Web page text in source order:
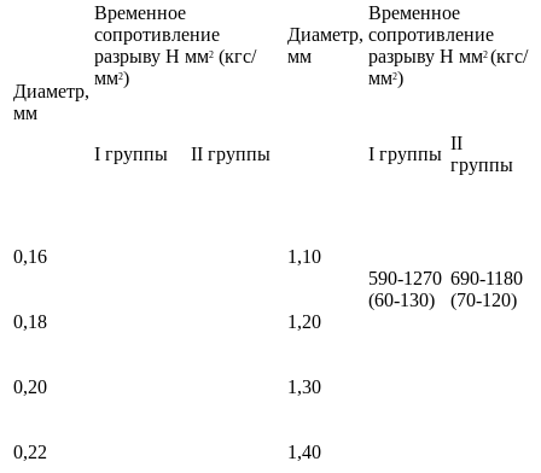
Диаметр,
мм
Временное
сопротивление
разрыву Н мм2 (кгс/
мм2)
Диаметр,
мм
Временное
сопротивление
разрыву Н мм2 (кгс/
мм2)
I группы II группы I группы
II
группы
0,16
1,10
590-1270
(60-130)
690-1180
(70-120)
0,18
1,20
0,20 1,30
0,22 1,40